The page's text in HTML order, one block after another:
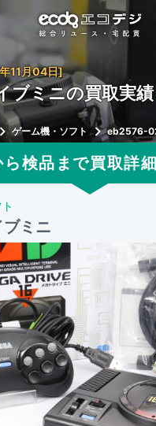
11月04日]
ブミニの買取実績
ゲーム機・ソフト eb2576-
ら検品まで買取詳
ミニ